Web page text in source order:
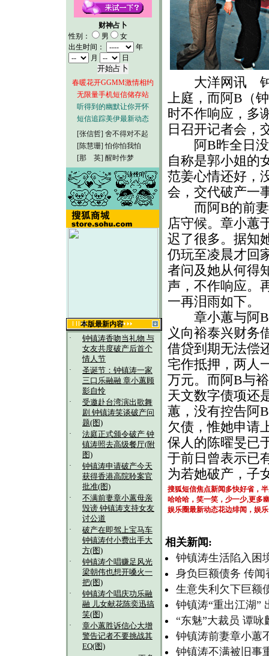
财神占卜
性别：
男
女
出生时间：
年
月
日
春暖花开GGMM激情相约
无限量手机短信储存站
听得到的幽默让你开怀
短信追踪美伊最新动态
[张信哲] 舍不得对不起
[陈慧珊] 怕你怕我怕
[那 英] 醒时作梦
本版最新内容
·
钟镇涛香吻当礼物 与
女友共度破产后首个
情人节
·
圣诞节：钟镇涛一家
三口乐融融 章小蕙顾
影自怜
·
受邀赴台湾演出歌舞
剧 钟镇涛笑谈破产问
题(图)
·
法庭正式颁令破产 钟
镇涛照去高级餐厅(附
图)
·
钟镇涛申请破产今天
获得香港高院聆案官
批准(图)
·
不满前妻章小蕙母亲
毁谤 钟镇涛支持女友
讨公道
·
破产在即驾上宝马车
钟镇涛付小费出手大
方(图)
·
钟镇涛个唱赚足风光
梁朝伟也想开嗓火一
把(图)
·
钟镇涛个唱庆功乐融
融 儿女献花陈奕迅搞
笑(图)
·
章小蕙胜诉信心大增
警告记者不要挑战其
EQ(图)
大洋网讯 钟
上庭，而阿B（
时不作响应，多
日召开记者会，
阿B昨全日没
自称是郭小姐的
范姜心情还好，
会，交代破产一
而阿B的前妻
店守候。章小蕙
迟了很多。据知
仍玩至凌晨才回
者问及她从何得
声，不作响应。
一再泪雨如下。
章小蕙与阿B
义向裕泰兴财务
借贷到期无法偿
宅作抵押，两人
万元。而阿B与
天文数字债项还
蕙，没有控告阿
欠债，惟她申请
保人的陈曜旻已
于前日曾表示已
为若她破产，子
搜狐短信焦点新闻多快好省，
哈哈哈，笑一笑，少一少,更多
娱乐圈最新动态花边绯闻，娱
相关新闻:
钟镇涛生活陷入困
身负巨额债务 传
生意失利欠下巨额
钟镇涛“重出江湖”
“东魅”大裁员 谭
钟镇涛前妻章小蕙
钟镇涛不满被旧事